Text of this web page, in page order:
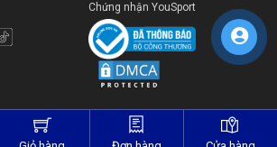
Chứng nhận YouSport